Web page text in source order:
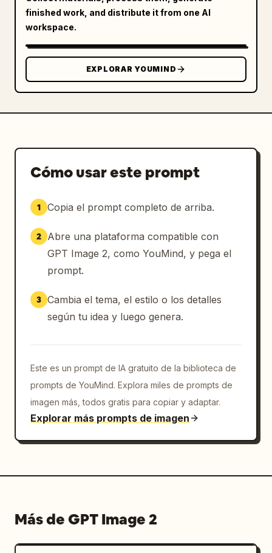
finished work, and distribute it from one AI
workspace.
EXPLORAR YOUMIND
Cómo usar este prompt
1 Copia el prompt completo de arriba.
2
Abre una plataforma compatible con
GPT Image 2, como YouMind, y pega el
prompt.
3 Cambia el tema, el estilo o los detalles
según tu idea y luego genera.
Este es un prompt de IA gratuito de la biblioteca de
prompts de YouMind. Explora miles de prompts de
imagen más, todos gratis para copiar y adaptar.
Explorar más prompts de imagen
Más de GPT Image 2